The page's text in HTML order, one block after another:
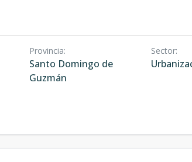
Provincia:
Santo Domingo de
Guzmán
Sector: